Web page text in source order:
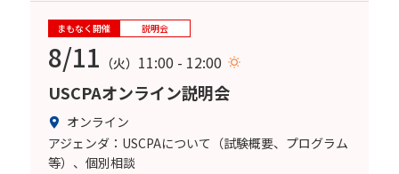
まもなく開催 説明会
8/11 （火） 11:00 - 12:00
USCPAオンライン説明会
オンライン
アジェンダ：USCPAについて（試験概要、プログラム
等）、個別相談